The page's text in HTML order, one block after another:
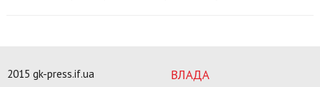
ВЛАДА
2015 gk-press.if.ua